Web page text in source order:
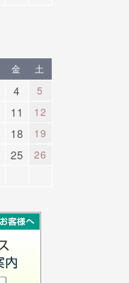
金 土
4
5
11
12
18
19
25
26